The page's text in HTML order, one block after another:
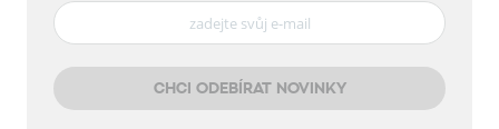
CHCI ODEBÍRAT NOVINKY